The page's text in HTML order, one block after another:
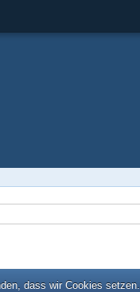
dass wir Cookies setzen.